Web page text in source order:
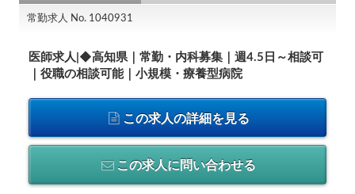
常勤求人 No. 1040931
医師求人|◆高知県｜常勤・内科募集｜週4.5日～相談可
｜役職の相談可能｜小規模・療養型病院
この求人の詳細を見る
この求人に問い合わせる